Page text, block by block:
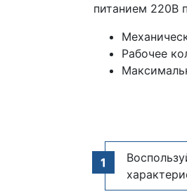
питанием 220В
Рабочее